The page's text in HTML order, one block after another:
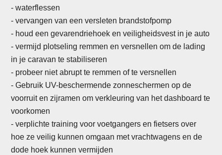
- waterflessen
- vervangen van een versleten brandstofpomp
- houd een gevarendriehoek en veiligheidsvest in je auto
- vermijd plotseling remmen en versnellen om de lading
in je caravan te stabiliseren
- probeer niet abrupt te remmen of te versnellen
- Gebruik UV-beschermende zonneschermen op de
voorruit en zijramen om verkleuring van het dashboard te
voorkomen
- verplichte training voor voetgangers en fietsers over
hoe ze veilig kunnen omgaan met vrachtwagens en de
dode hoek kunnen vermijden